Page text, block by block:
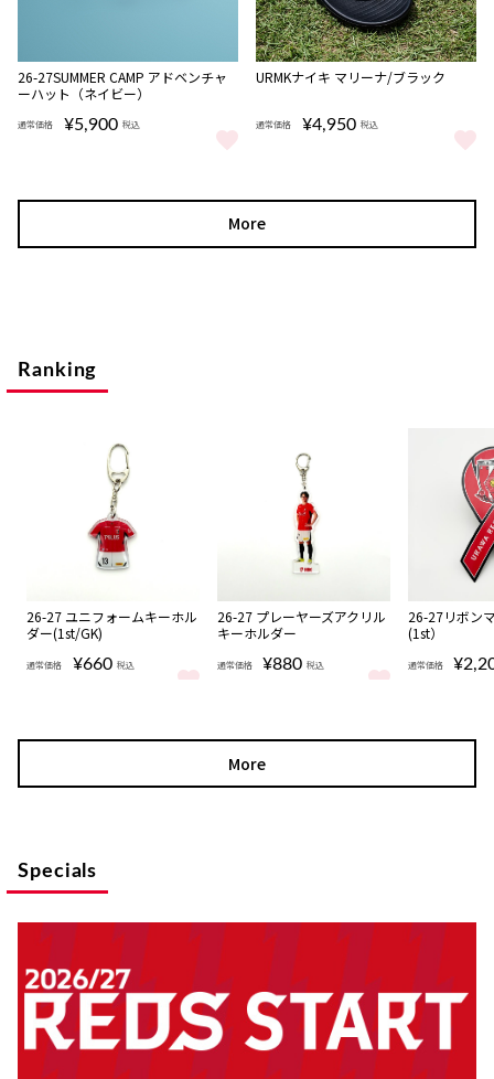
26-27SUMMER CAMP アドベンチャ
ーハット（ネイビー）
通常価格 ¥5,900 税込
26-27SUMMER CAMP アドベンチャーハット（ネイビー） をもっと
URMKナイキ マリーナ/ブラック
通常価格 ¥4,950 税込
URMKナイキ マリーナ/ブラック
More
Ranking
1
26-27 ユニフォームキーホル
ダー(1st/GK)
通常価格 ¥660 税込
2
26-27 プレーヤーズアクリル
キーホルダー
通常価格 ¥880 税込
3
26-27リボン
(1st）
通常価格
More
Specials